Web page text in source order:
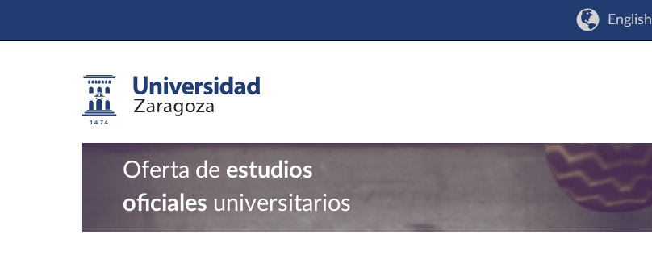
English
Oferta de estudios
oficiales universitarios